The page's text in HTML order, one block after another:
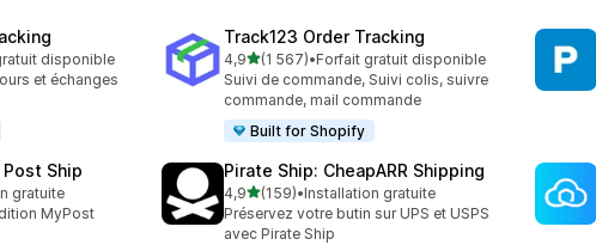
disponible
et échanges
Track123 Order Tracking
4,9étoile(s) sur 5
(1 567)
1567 avis au total
•Forfait gratuit disponible
Suivi de commande, Suivi colis, suivre
commande, mail commande
Built for Shopify
Ship
gratuite
MyPost
Pirate Ship: CheapARR Shipping
4,9étoile(s) sur 5
(159)
159 avis au total
•Installation gratuite
Préservez votre butin sur UPS et USPS
avec Pirate Ship